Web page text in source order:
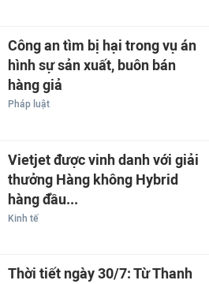
Công an tìm bị hại trong vụ án
hình sự sản xuất, buôn bán
hàng giả
Pháp luật
Vietjet được vinh danh với giải
thưởng Hàng không Hybrid
hàng đầu...
Kinh tế
Thời tiết ngày 30/7: Từ Thanh